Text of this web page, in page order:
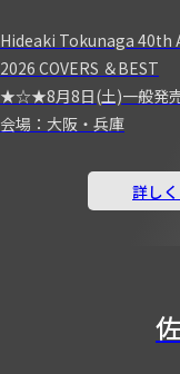
Hideaki Tokunaga 40th
2026 COVERS ＆BEST
★☆★8月8日(土)一般
会場：大阪・兵庫
詳し